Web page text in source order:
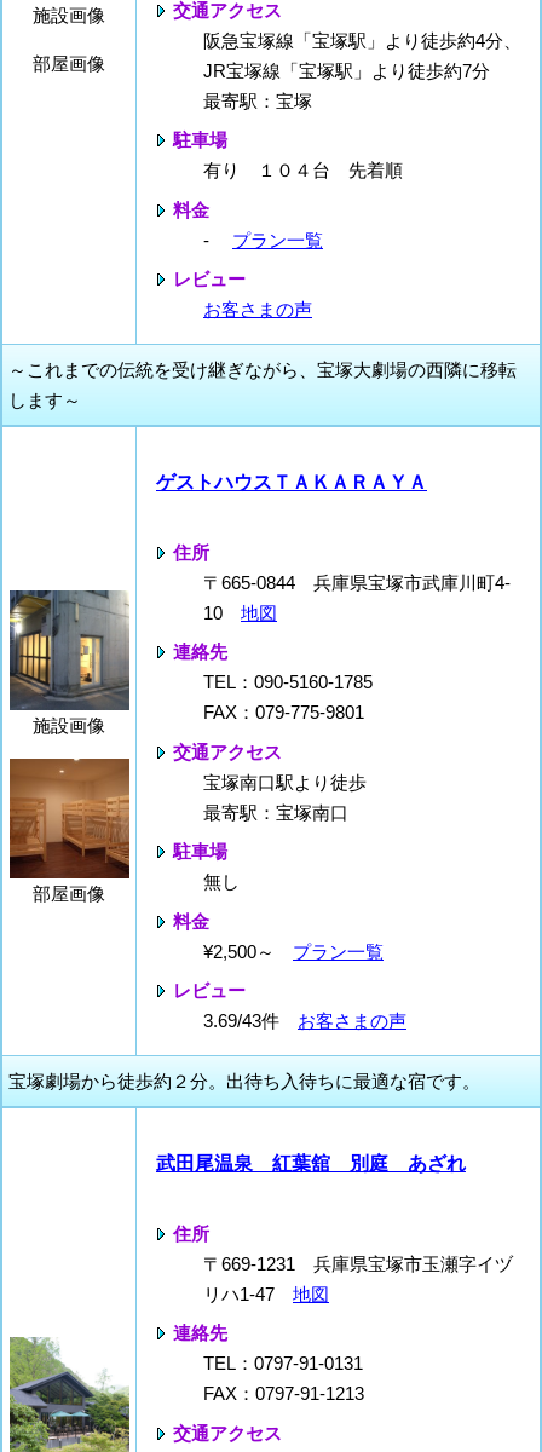
施設画像
部屋画像
交通アクセス
阪急宝塚線「宝塚駅」より徒歩約4分、
JR宝塚線「宝塚駅」より徒歩約7分
最寄駅：宝塚
駐車場
有り １０４台 先着順
料金
- プラン一覧
レビュー
お客さまの声
～これまでの伝統を受け継ぎながら、宝塚大劇場の西隣に移転
します～
施設画像
部屋画像
ゲストハウスＴＡＫＡＲＡＹＡ
住所
〒665-0844 兵庫県宝塚市武庫川町4-
10 地図
連絡先
TEL：090-5160-1785
FAX：079-775-9801
交通アクセス
宝塚南口駅より徒歩
最寄駅：宝塚南口
駐車場
無し
料金
¥2,500～ プラン一覧
レビュー
3.69/43件 お客さまの声
宝塚劇場から徒歩約２分。出待ち入待ちに最適な宿です。
武田尾温泉 紅葉舘 別庭 あざれ
住所
〒669-1231 兵庫県宝塚市玉瀬字イヅ
リハ1-47 地図
連絡先
TEL：0797-91-0131
FAX：0797-91-1213
交通アクセス